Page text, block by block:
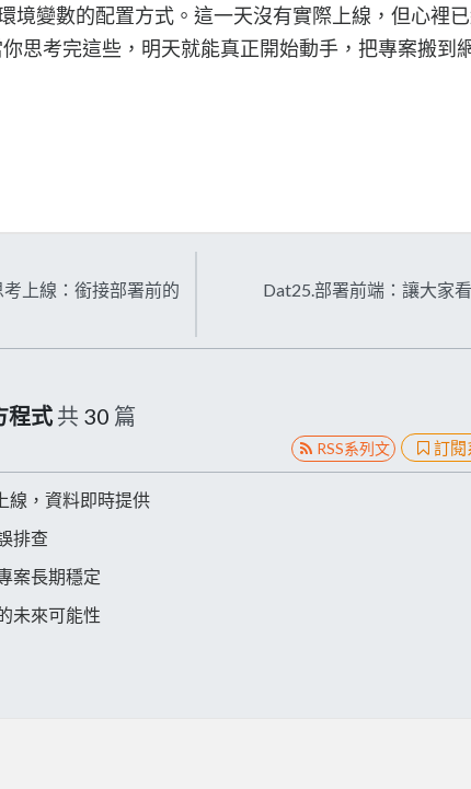
境變數的配置方式。這一天沒有實際上線，但心裡
思考完這些，明天就能真正開始動手，把專案搬到
上線：銜接部署前的
Dat25.部署前端：讓大家
程式 共 30 篇
RSS系列文 訂閱
線，資料即時提供
排查
案長期穩定
未來可能性